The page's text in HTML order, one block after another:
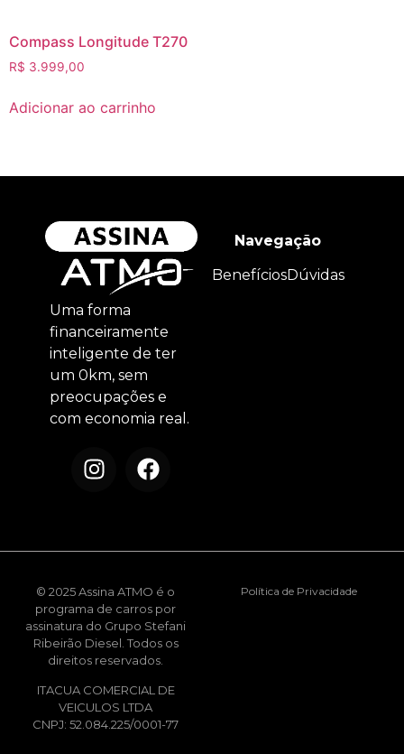
Compass Longitude T270
R$ 3.999,00
Adicionar ao carrinho
Uma forma
financeiramente
inteligente de ter
um 0km, sem
preocupações e
com economia real.
Navegação
BenefíciosDúvidas
© 2025 Assina ATMO é o
programa de carros por
assinatura do Grupo Stefani
Ribeirão Diesel. Todos os
direitos reservados.
ITACUA COMERCIAL DE
VEICULOS LTDA
CNPJ: 52.084.225/0001-77
Política de Privacidade